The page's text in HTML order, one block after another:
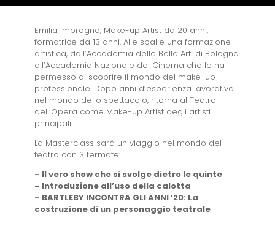
Emilia Imbrogno, Make-up Artist da 20 anni,
formatrice da 13 anni. Alle spalle una formazione
artistica, dall’Accademia delle Belle Arti di Bologna
all’Accademia Nazionale del Cinema che le ha
permesso di scoprire il mondo del make-up
professionale. Dopo anni d’esperienza lavorativa
nel mondo dello spettacolo, ritorna al Teatro
dell’Opera come Make-up Artist degli artisti
principali.
La Masterclass sarà un viaggio nel mondo del
teatro con 3 fermate:
– Il vero show che si svolge dietro le quinte
– Introduzione all’uso della calotta
– BARTLEBY INCONTRA GLI ANNI ’20: La
costruzione di un personaggio teatrale